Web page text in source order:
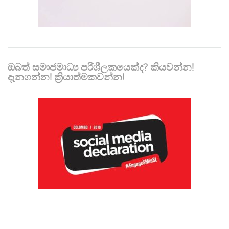
ඔබත් සමාජමාධ්‍ය පරිශීලකයෙක්ද? කියවන්න!
දැනගන්න! ක්‍රියාත්මකවන්න!